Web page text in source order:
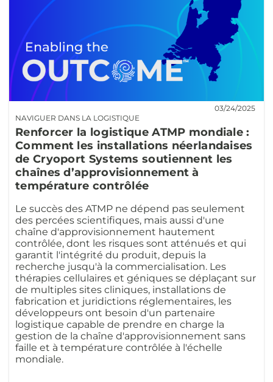
NAVIGUER DANS LA LOGISTIQUE
03/24/2025
Renforcer la logistique ATMP mondiale :
Comment les installations néerlandaises
de Cryoport Systems soutiennent les
chaînes d’approvisionnement à
température contrôlée
Le succès des ATMP ne dépend pas seulement
des percées scientifiques, mais aussi d'une
chaîne d'approvisionnement hautement
contrôlée, dont les risques sont atténués et qui
garantit l'intégrité du produit, depuis la
recherche jusqu'à la commercialisation. Les
thérapies cellulaires et géniques se déplaçant sur
de multiples sites cliniques, installations de
fabrication et juridictions réglementaires, les
développeurs ont besoin d'un partenaire
logistique capable de prendre en charge la
gestion de la chaîne d'approvisionnement sans
faille et à température contrôlée à l'échelle
mondiale.